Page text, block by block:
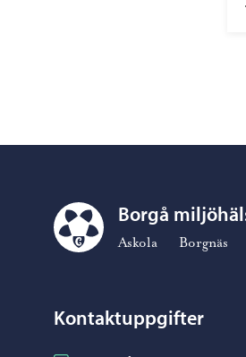
Borgå miljöhälsovård – Gå till
Borgå
Askola Borgnäs
Kontaktuppgifter